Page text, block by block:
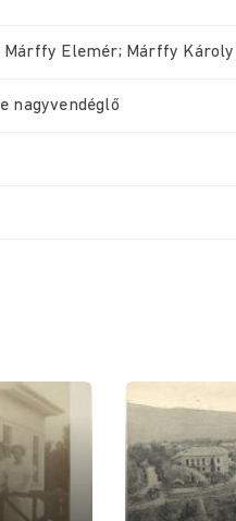
Márffy Elemér; Márffy Károly
nagyvendéglő